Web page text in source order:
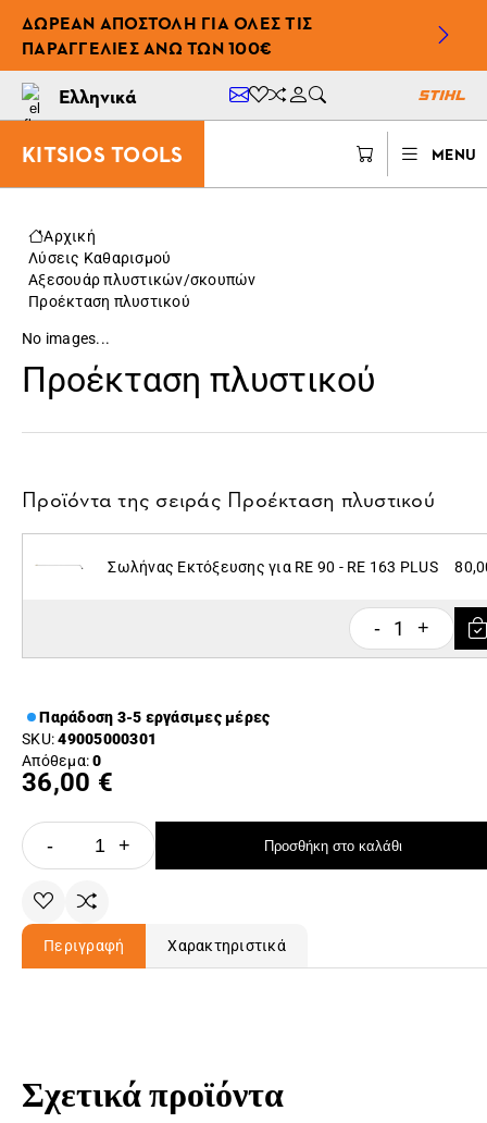
ΔΩΡΕΆΝ ΑΠΟΣΤΟΛΉ ΓΙΑ ΌΛΕΣ ΤΙΣ
ΠΑΡΑΓΓΕΛΊΕΣ ΆΝΩ ΤΩΝ 100€
Ελληνικά
KITSIOS TOOLS MENU
Αρχική
Λύσεις Καθαρισμού
Αξεσουάρ πλυστικών/σκουπών
Προέκταση πλυστικού
No images...
Προέκταση πλυστικού
Προϊόντα της σειράς Προέκταση πλυστικού
Σωλήνας Εκτόξευσης για RE 90 - RE 163 PLUS
- 1 +
Παράδοση 3-5 εργάσιμες μέρες
SKU:49005000301
Απόθεμα:0
36,00 €
- + Προσθήκη στο καλάθι
Περιγραφή Χαρακτηριστικά
Σχετικά προϊόντα